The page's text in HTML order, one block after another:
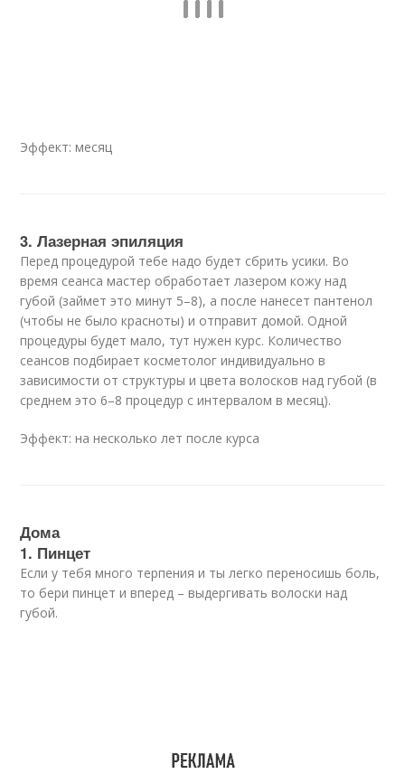
Эффект: месяц
3. Лазерная эпиляция
Перед процедурой тебе надо будет сбрить усики. Во
время сеанса мастер обработает лазером кожу над
губой (займет это минут 5–8), а после нанесет пантенол
(чтобы не было красноты) и отправит домой. Одной
процедуры будет мало, тут нужен курс. Количество
сеансов подбирает косметолог индивидуально в
зависимости от структуры и цвета волосков над губой (в
среднем это 6–8 процедур с интервалом в месяц).
Эффект: на несколько лет после курса
Дома
1. Пинцет
Если у тебя много терпения и ты легко переносишь боль,
то бери пинцет и вперед – выдергивать волоски над
губой.